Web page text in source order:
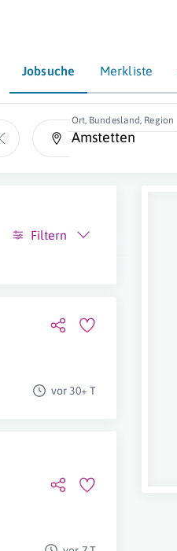
Jobsuche Merkliste
Ort, Bundesland, Region
Filtern
vor 30+ T